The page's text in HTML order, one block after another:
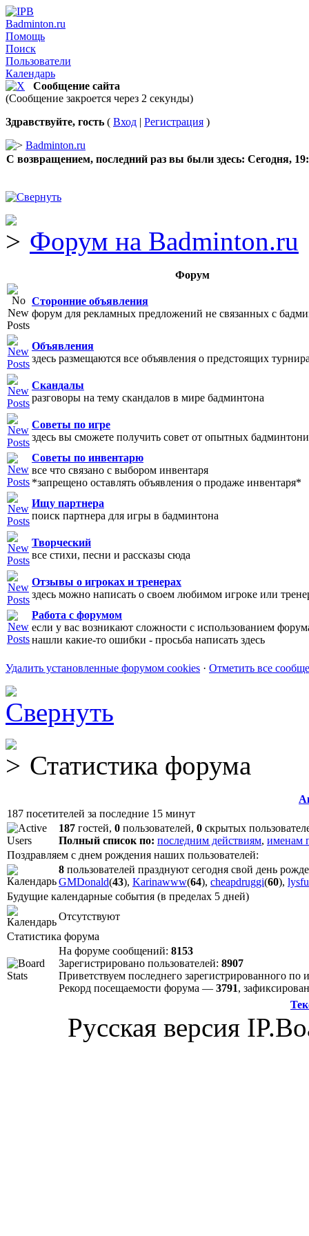
Badminton.ru
Помощь
Поиск
Пользователи
Календарь
Сообщение сайта
(Сообщение закроется через 2 секунды)
Здравствуйте, гость ( Вход | Регистрация )
Badminton.ru
С возвращением, последний раз вы были здесь: Сегодня,
Форум на Badminton.ru
Форум
Сторонние объявления
форум для рекламных предложений не связанных с
Объявления
здесь размещаются все объявления о предстоящих
Скандалы
разговоры на тему скандалов в мире бадминтона
Советы по игре
здесь вы сможете получить совет от опытных
Советы по инвентарю
все что связано с выбором инвентаря
*запрещено оставлять объявления о продаже инвентаря*
Ищу партнера
поиск партнера для игры в бадминтона
Творческий
все стихи, песни и рассказы сюда
Отзывы о игроках и тренерах
здесь можно написать о своем любимом игроке или
Работа с форумом
если у вас возникают сложности с использованием
нашли какие-то ошибки - просьба написать здесь
Удалить установленные форумом cookies · Отметить все
Статистика форума
187 посетителей за последние 15 минут
187 гостей, 0 пользователей, 0 скрытых
Полный список по: последним действиям, именам
Поздравляем с днем рождения наших пользователей:
8 пользователей празднуют сегодня свой день
GMDonald(43), Karinawww(64), cheapdruggi(60),
Будущие календарные события (в пределах 5 дней)
Отсутствуют
Статистика форума
На форуме сообщений: 8153
Зарегистрировано пользователей: 8907
Приветствуем последнего зарегистрированного по
Рекорд посещаемости форума — 3791,
Русская версия